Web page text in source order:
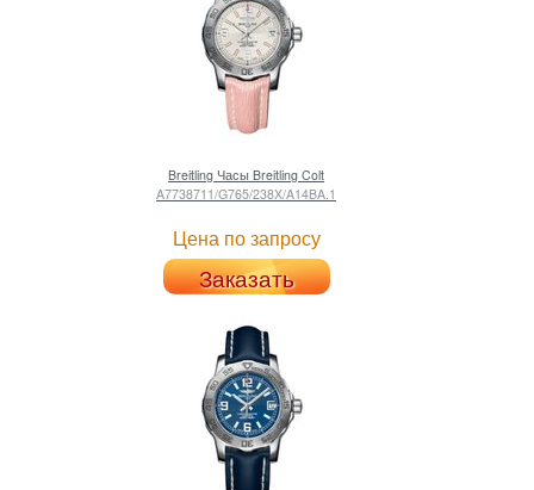
Breitling Часы Breitling Colt
A7738711/G765/238X/A14BA.1
Цена по запросу
Заказать